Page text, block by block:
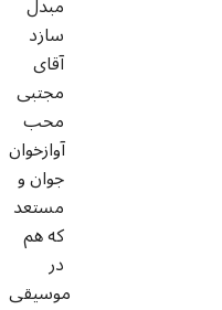
سازد
آقای
مجتبی
محب
آوازخوان
جوان و
مستعد
که هم
در
موسیقی